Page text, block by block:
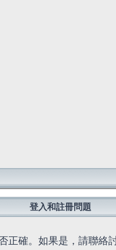
登入和註冊問題
確。如果是，請聯